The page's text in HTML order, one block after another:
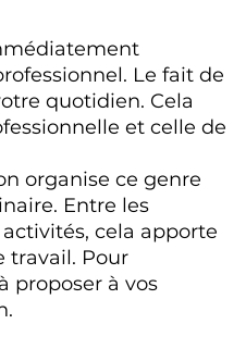
Le fait de
quotidien. Cela
et celle de
organise ce genre
Entre les
cela apporte
travail. Pour
proposer à vos